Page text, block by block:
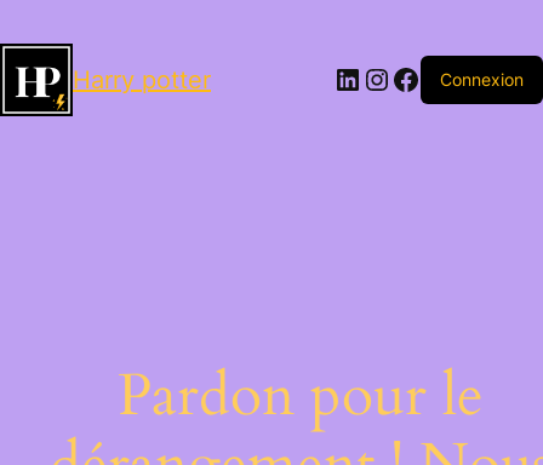
Harry potter LinkedIn
Instagram
Facebook
Connexion
Pardon pour le